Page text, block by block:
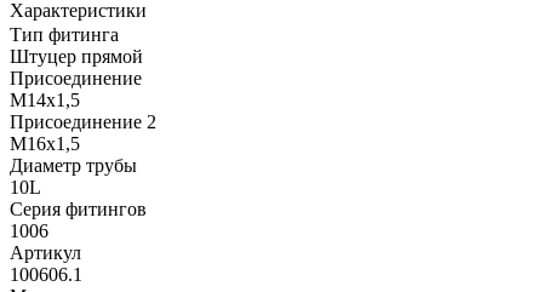
Характеристики
Тип фитинга
Штуцер прямой
Присоединение
M14x1,5
Присоединение 2
M16x1,5
Диаметр трубы
10L
Серия фитингов
1006
Артикул
100606.1